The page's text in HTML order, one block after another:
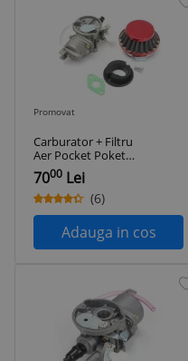
Promovat
Carburator + Filtru
Aer Pocket Poket
Byke Bike Mini ATV
7000 Lei
(6)
Adauga in cos